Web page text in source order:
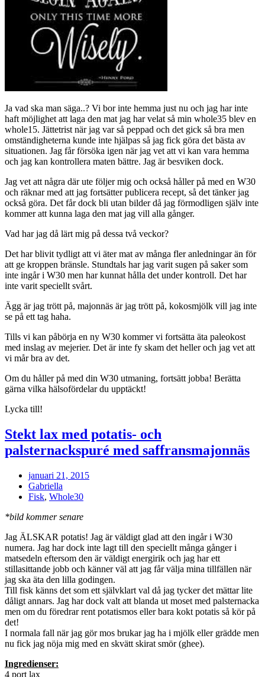
Ja vad ska man säga..? Vi bor inte hemma just nu och jag har inte
haft möjlighet att laga den mat jag har velat så min whole35 blev en
whole15. Jättetrist när jag var så peppad och det gick så bra men
omständigheterna kunde inte hjälpas så jag fick göra det bästa av
situationen. Jag får försöka igen när jag vet att vi kan vara hemma
och jag kan kontrollera maten bättre. Jag är besviken dock.
Jag vet att några där ute följer mig och också håller på med en W30
och räknar med att jag fortsätter publicera recept, så det tänker jag
också göra. Det får dock bli utan bilder då jag förmodligen själv inte
kommer att kunna laga den mat jag vill alla gånger.
Vad har jag då lärt mig på dessa två veckor?
Det har blivit tydligt att vi äter mat av många fler anledningar än för
att ge kroppen bränsle. Stundtals har jag varit sugen på saker som
inte ingår i W30 men har kunnat hålla det under kontroll. Det har
inte varit speciellt svårt.
Ägg är jag trött på, majonnäs är jag trött på, kokosmjölk vill jag inte
se på ett tag haha.
Tills vi kan påbörja en ny W30 kommer vi fortsätta äta paleokost
med inslag av mejerier. Det är inte fy skam det heller och jag vet att
vi mår bra av det.
Om du håller på med din W30 utmaning, fortsätt jobba! Berätta
gärna vilka hälsofördelar du upptäckt!
Lycka till!
Stekt lax med potatis- och
palsternackspuré med saffransmajonnäs
januari 21, 2015
Gabriella
Fisk, Whole30
*bild kommer senare
Jag ÄLSKAR potatis! Jag är väldigt glad att den ingår i W30
numera. Jag har dock inte lagt till den speciellt många gånger i
matsedeln eftersom den är väldigt energirik och jag har ett
stillasittande jobb och känner väl att jag får välja mina tillfällen när
jag ska äta den lilla godingen.
Till fisk känns det som ett självklart val då jag tycker det mättar lite
dåligt annars. Jag har dock valt att blanda ut moset med palsternacka
men om du föredrar rent potatismos eller bara kokt potatis så kör på
det!
I normala fall när jag gör mos brukar jag ha i mjölk eller grädde men
nu fick jag nöja mig med en skvätt skirat smör (ghee).
Ingredienser:
4 port lax